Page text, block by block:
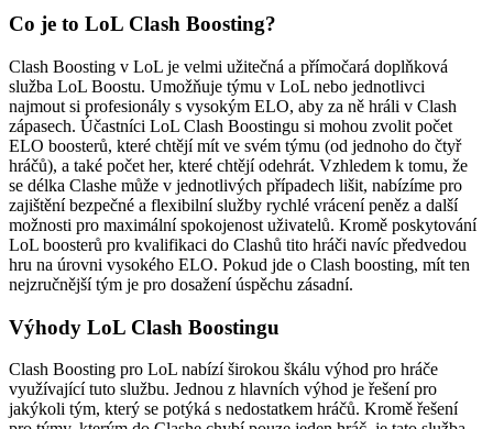
Co je to LoL Clash Boosting?
Clash Boosting v LoL je velmi užitečná a přímočará doplňková
služba LoL Boostu. Umožňuje týmu v LoL nebo jednotlivci
najmout si profesionály s vysokým ELO, aby za ně hráli v Clash
zápasech. Účastníci LoL Clash Boostingu si mohou zvolit počet
ELO boosterů, které chtějí mít ve svém týmu (od jednoho do čtyř
hráčů), a také počet her, které chtějí odehrát. Vzhledem k tomu, že
se délka Clashe může v jednotlivých případech lišit, nabízíme pro
zajištění bezpečné a flexibilní služby rychlé vrácení peněz a další
možnosti pro maximální spokojenost uživatelů. Kromě poskytování
LoL boosterů pro kvalifikaci do Clashů tito hráči navíc předvedou
hru na úrovni vysokého ELO. Pokud jde o Clash boosting, mít ten
nejzručnější tým je pro dosažení úspěchu zásadní.
Výhody LoL Clash Boostingu
Clash Boosting pro LoL nabízí širokou škálu výhod pro hráče
využívající tuto službu. Jednou z hlavních výhod je řešení pro
jakýkoli tým, který se potýká s nedostatkem hráčů. Kromě řešení